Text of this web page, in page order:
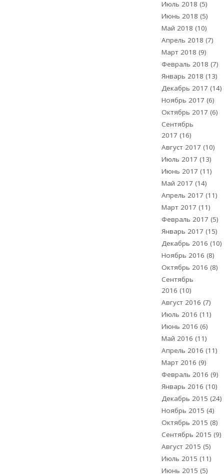
Июль 2018 (5)
Июнь 2018 (5)
Май 2018 (10)
Апрель 2018 (7)
Март 2018 (9)
Февраль 2018 (7)
Январь 2018 (13)
Декабрь 2017 (14)
Ноябрь 2017 (6)
Октябрь 2017 (6)
Сентябрь
2017 (16)
Август 2017 (10)
Июль 2017 (13)
Июнь 2017 (11)
Май 2017 (14)
Апрель 2017 (11)
Март 2017 (11)
Февраль 2017 (5)
Январь 2017 (15)
Декабрь 2016 (10)
Ноябрь 2016 (8)
Октябрь 2016 (8)
Сентябрь
2016 (10)
Август 2016 (7)
Июль 2016 (11)
Июнь 2016 (6)
Май 2016 (11)
Апрель 2016 (11)
Март 2016 (9)
Февраль 2016 (9)
Январь 2016 (10)
Декабрь 2015 (24)
Ноябрь 2015 (4)
Октябрь 2015 (8)
Сентябрь 2015 (9)
Август 2015 (5)
Июль 2015 (11)
Июнь 2015 (5)